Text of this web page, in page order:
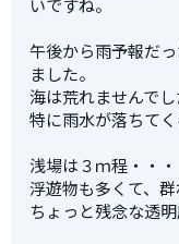
いですね。
午後から雨予報だ
ました。
海は荒れませんで
特に雨水が落ちて
浅場は３ｍ程・・
浮遊物も多くて、
ちょっと残念な透